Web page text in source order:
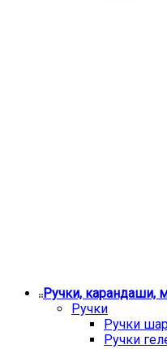
Ручки, карандаши,
Ручки
Ручки
Ручки